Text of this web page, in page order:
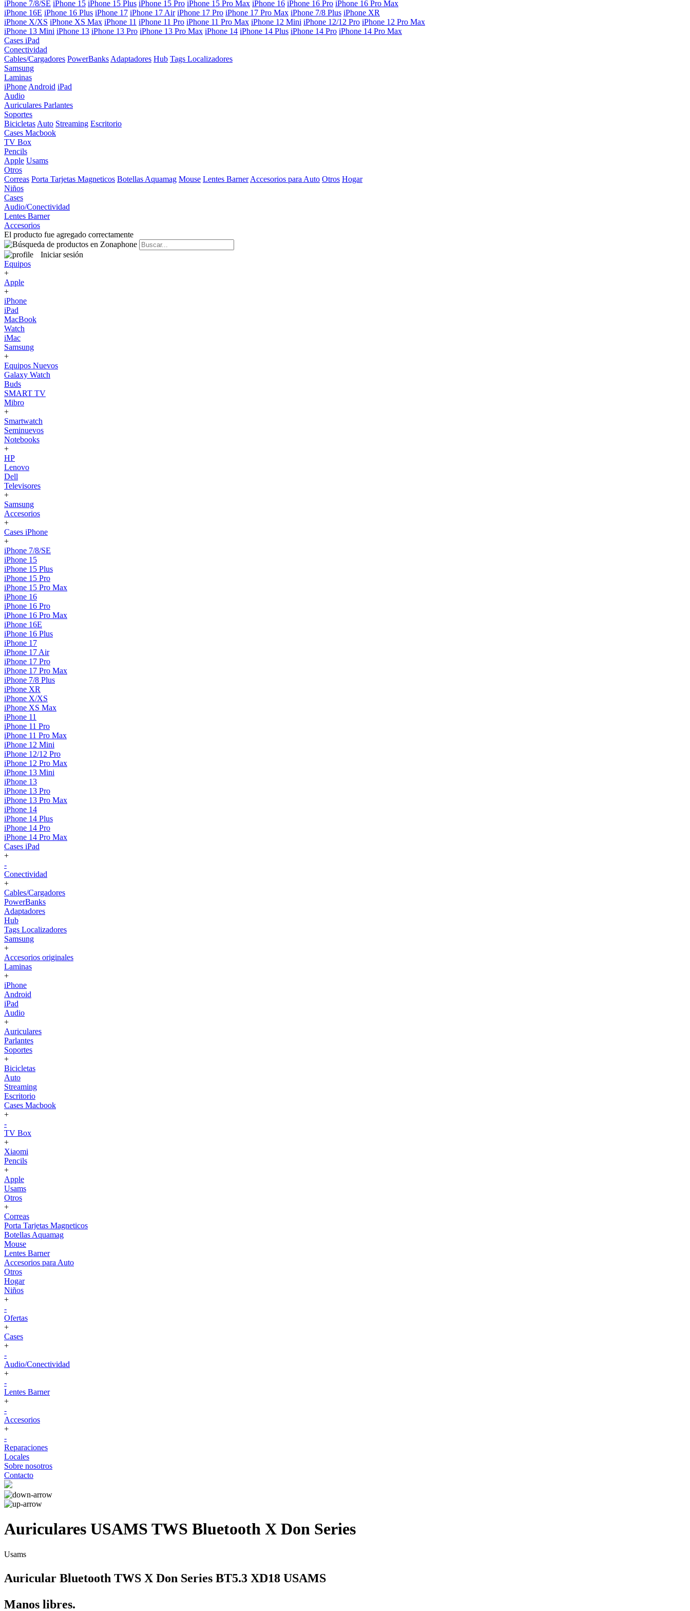
iPhone 7/8/SE iPhone 15 iPhone 15 Plus iPhone 15 Pro iPhone 15 Pro Max iPhone 16 iPhone 16 Pro iPhone 16 Pro Max
iPhone 16E iPhone 16 Plus iPhone 17 iPhone 17 Air iPhone 17 Pro iPhone 17 Pro Max iPhone 7/8 Plus iPhone XR
iPhone X/XS iPhone XS Max iPhone 11 iPhone 11 Pro iPhone 11 Pro Max iPhone 12 Mini iPhone 12/12 Pro iPhone 12 Pro Max
iPhone 13 Mini iPhone 13 iPhone 13 Pro iPhone 13 Pro Max iPhone 14 iPhone 14 Plus iPhone 14 Pro iPhone 14 Pro Max
Cases iPad
Conectividad
Cables/Cargadores PowerBanks Adaptadores Hub Tags Localizadores
Samsung
Laminas
iPhone Android iPad
Audio
Auriculares Parlantes
Soportes
Bicicletas Auto Streaming Escritorio
Cases Macbook
TV Box
Pencils
Apple Usams
Otros
Correas Porta Tarjetas Magneticos Botellas Aquamag Mouse Lentes Barner Accesorios para Auto Otros Hogar
Niños
Cases
Audio/Conectividad
Lentes Barner
Accesorios
El producto fue agregado correctamente
Iniciar sesión
Equipos
+
Apple
+
iPhone
iPad
MacBook
Watch
iMac
Samsung
+
Equipos Nuevos
Galaxy Watch
Buds
SMART TV
Mibro
+
Smartwatch
Seminuevos
Notebooks
+
HP
Lenovo
Dell
Televisores
+
Samsung
Accesorios
+
Cases iPhone
+
iPhone 7/8/SE
iPhone 15
iPhone 15 Plus
iPhone 15 Pro
iPhone 15 Pro Max
iPhone 16
iPhone 16 Pro
iPhone 16 Pro Max
iPhone 16E
iPhone 16 Plus
iPhone 17
iPhone 17 Air
iPhone 17 Pro
iPhone 17 Pro Max
iPhone 7/8 Plus
iPhone XR
iPhone X/XS
iPhone XS Max
iPhone 11
iPhone 11 Pro
iPhone 11 Pro Max
iPhone 12 Mini
iPhone 12/12 Pro
iPhone 12 Pro Max
iPhone 13 Mini
iPhone 13
iPhone 13 Pro
iPhone 13 Pro Max
iPhone 14
iPhone 14 Plus
iPhone 14 Pro
iPhone 14 Pro Max
Cases iPad
+
-
Conectividad
+
Cables/Cargadores
PowerBanks
Adaptadores
Hub
Tags Localizadores
Samsung
+
Accesorios originales
Laminas
+
iPhone
Android
iPad
Audio
+
Auriculares
Parlantes
Soportes
+
Bicicletas
Auto
Streaming
Escritorio
Cases Macbook
+
-
TV Box
+
Xiaomi
Pencils
+
Apple
Usams
Otros
+
Correas
Porta Tarjetas Magneticos
Botellas Aquamag
Mouse
Lentes Barner
Accesorios para Auto
Otros
Hogar
Niños
+
-
Ofertas
+
Cases
+
-
Audio/Conectividad
+
-
Lentes Barner
+
-
Accesorios
+
-
Reparaciones
Locales
Sobre nosotros
Contacto
Auriculares USAMS TWS Bluetooth X Don Series
Usams
Auricular Bluetooth TWS X Don Series BT5.3 XD18 USAMS
Manos libres.